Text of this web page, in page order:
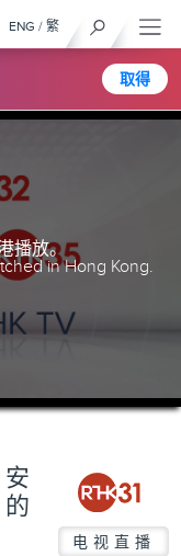
取得
ENG / 繁
播放。
in Hong Kong.
电视直播